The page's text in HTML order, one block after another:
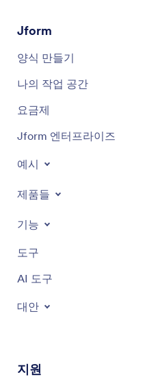
Jform
양식 만들기
나의 작업 공간
요금제
Jform 엔터프라이즈
예시
제품들
기능
도구
AI 도구
대안
지원